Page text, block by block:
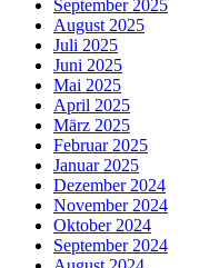
September 2025
August 2025
Juli 2025
Juni 2025
Mai 2025
April 2025
März 2025
Februar 2025
Januar 2025
Dezember 2024
November 2024
Oktober 2024
September 2024